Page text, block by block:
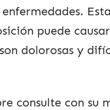
puede
dolorosas y
consulte con su